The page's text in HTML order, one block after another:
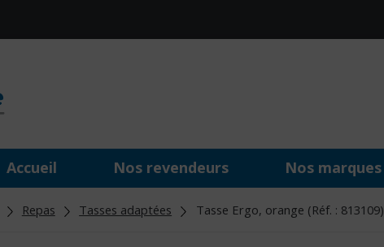
Accueil Nos revendeurs Nos marques
Repas Tasses adaptées Tasse Ergo, orange (Réf. : 813109)